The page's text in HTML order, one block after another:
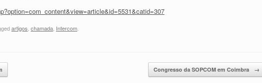
artigos, chamada, Intercom.
Congresso da SOPCOM em Coimbra →